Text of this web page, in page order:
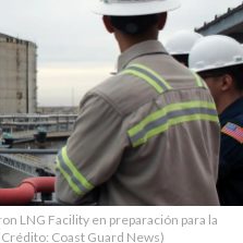
LNG Facility en preparación para la
Coast Guard News)